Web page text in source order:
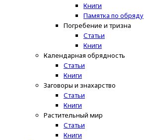
Книги
Памятка по обряду
Погребение и тризна
Статьи
Книги
Календарная обрядность
Статьи
Книги
Заговоры и знахарство
Статьи
Книги
Растительный мир
Статьи
Книги